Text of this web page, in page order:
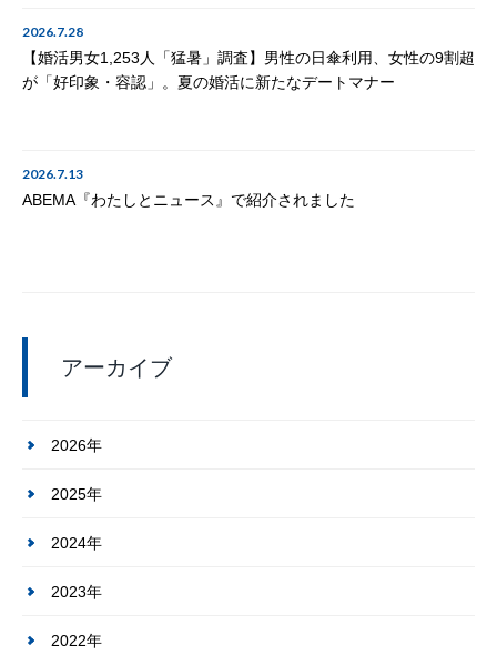
2026.7.28
【婚活男女1,253人「猛暑」調査】男性の日傘利用、女性の9割超
が「好印象・容認」。夏の婚活に新たなデートマナー
2026.7.13
ABEMA『わたしとニュース』で紹介されました
アーカイブ
2026年
2025年
2024年
2023年
2022年